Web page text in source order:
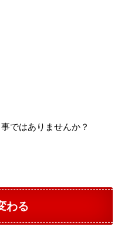
ではありませんか？
わる